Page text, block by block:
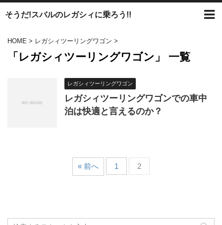
そうだ!スバルのレガシィに乗ろう!!
HOME > レガシィツーリングワゴン >
「レガシィツーリングワゴン」 一覧
レガシィツーリングワゴン
レガシィツーリングワゴンでの車中
泊は快適と言えるのか？
« 前へ 1 2